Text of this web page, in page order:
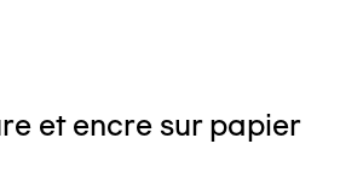
et encre sur papier